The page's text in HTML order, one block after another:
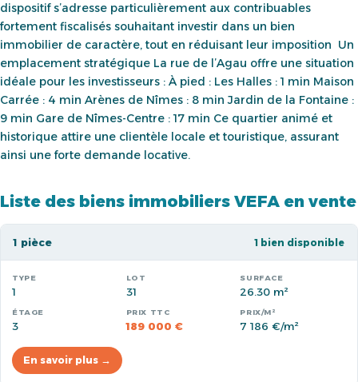
dispositif s’adresse particulièrement aux contribuables
fortement fiscalisés souhaitant investir dans un bien
immobilier de caractère, tout en réduisant leur imposition Un
emplacement stratégique La rue de l’Agau offre une situation
idéale pour les investisseurs : À pied : Les Halles : 1 min Maison
Carrée : 4 min Arènes de Nîmes : 8 min Jardin de la Fontaine :
9 min Gare de Nîmes-Centre : 17 min Ce quartier animé et
historique attire une clientèle locale et touristique, assurant
ainsi une forte demande locative.
Liste des biens immobiliers VEFA en vente
1 pièce 1 bien disponible
1 31 26.30 m²
3 189 000 € 7 186 €/m²
En savoir plus →